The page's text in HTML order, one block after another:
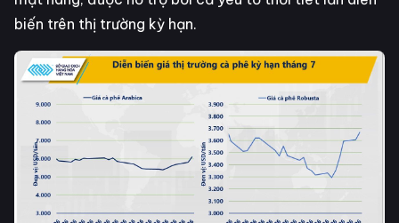
biến trên thị trường kỳ hạn.